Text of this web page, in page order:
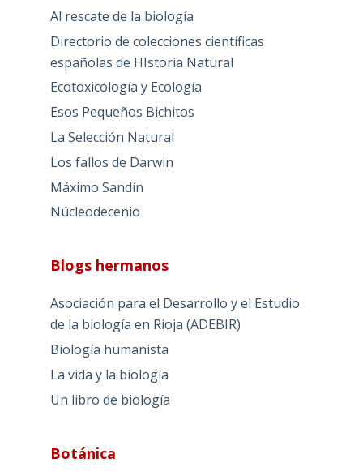
Al rescate de la biología
Directorio de colecciones científicas
españolas de HIstoria Natural
Ecotoxicología y Ecología
Esos Pequeños Bichitos
La Selección Natural
Los fallos de Darwin
Máximo Sandín
Núcleodecenio
Blogs hermanos
Asociación para el Desarrollo y el Estudio
de la biología en Rioja (ADEBIR)
Biología humanista
La vida y la biología
Un libro de biología
Botánica